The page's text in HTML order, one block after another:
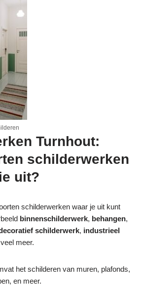
Turnhout:
schilderwerken
uit?
schilderwerken waar je uit kunt
binnenschilderwerk, behangen,
schilderwerk, industrieel
meer.
het schilderen van muren, plafonds,
en meer.